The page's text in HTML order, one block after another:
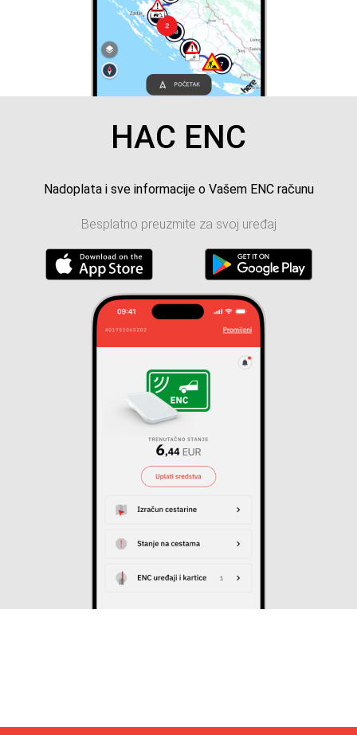
HAC ENC
Nadoplata i sve informacije o Vašem ENC računu
Besplatno preuzmite za svoj uređaj